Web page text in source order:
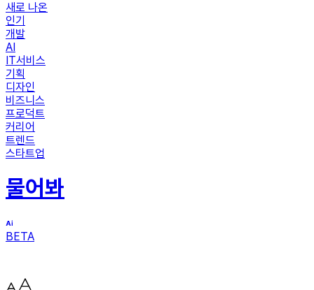
새로 나온
인기
개발
AI
IT서비스
기획
디자인
비즈니스
프로덕트
커리어
트렌드
스타트업
물어봐
BETA